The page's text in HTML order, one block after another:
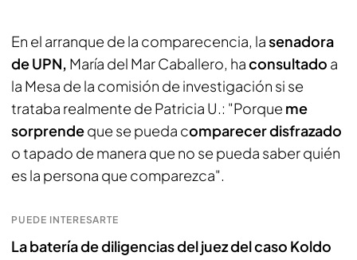
En el arranque de la comparecencia, lasenadora
de UPN, María del Mar Caballero, haconsultado a
la Mesa de la comisión de investigación si se
trataba realmente de Patricia U.: "Porque me
sorprendeque se pueda comparecer disfrazado
o tapado de manera que no se pueda saber quién
es la persona que comparezca".
PUEDE INTERESARTE
La batería de diligencias del juez del caso Koldo